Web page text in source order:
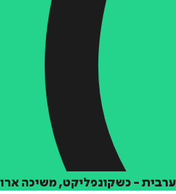
- כשקונפליקט, משיכה